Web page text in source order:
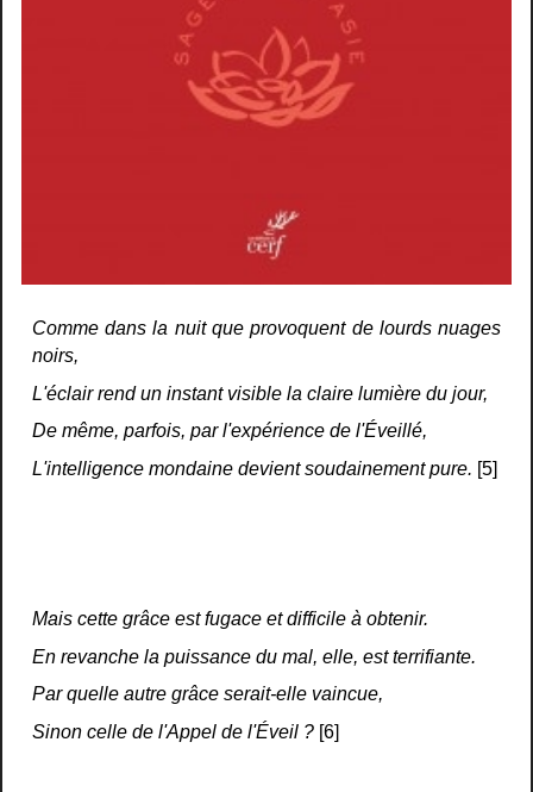
Comme dans la nuit que provoquent de lourds nuages
noirs,
L'éclair rend un instant visible la claire lumière du jour,
De même, parfois, par l'expérience de l'Éveillé,
L'intelligence mondaine devient soudainement pure. [5]
Mais cette grâce est fugace et difficile à obtenir.
En revanche la puissance du mal, elle, est terrifiante.
Par quelle autre grâce serait-elle vaincue,
Sinon celle de l'Appel de l'Éveil ? [6]